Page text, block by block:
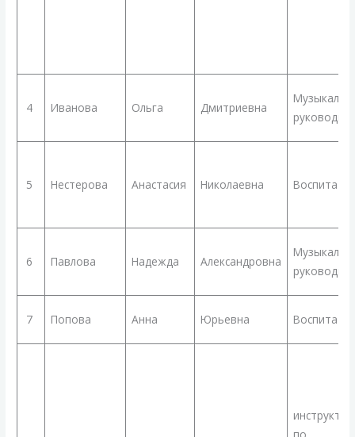
4 Иванова Ольга Дмитриевна
5 Нестерова Анастасия Николаевна
6 Павлова Надежда Александровна
7 Попова Анна Юрьевна
инструктор